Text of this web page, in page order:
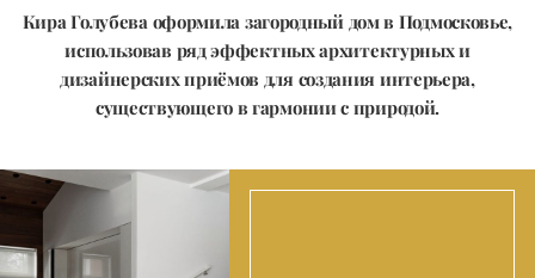
Кира Голубева оформила загородный дом в Подмосковье,
использовав ряд эффектных архитектурных и
дизайнерских приёмов для создания интерьера,
существующего в гармонии с природой.